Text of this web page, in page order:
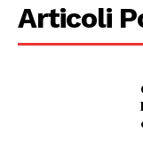
Articoli